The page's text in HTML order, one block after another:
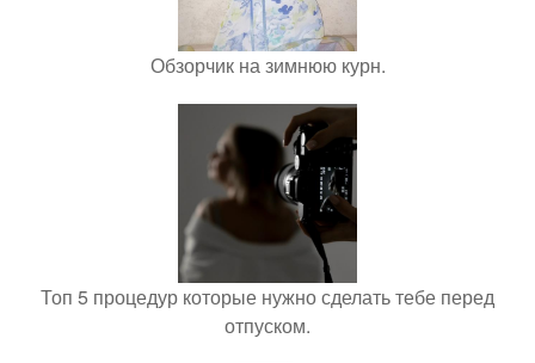
Обзорчик на зимнюю курн.
Топ 5 процедур которые нужно сделать тебе перед
отпуском.